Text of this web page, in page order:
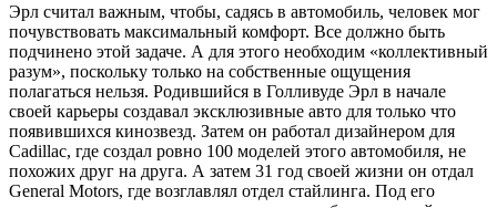
Эрл считал важным, чтобы, садясь в автомобиль, человек мог
почувствовать максимальный комфорт. Все должно быть
подчинено этой задаче. А для этого необходим «коллективный
разум», поскольку только на собственные ощущения
полагаться нельзя. Родившийся в Голливуде Эрл в начале
своей карьеры создавал эксклюзивные авто для только что
появившихся кинозвезд. Затем он работал дизайнером для
Cadillac, где создал ровно 100 моделей этого автомобиля, не
похожих друг на друга. А затем 31 год своей жизни он отдал
General Motors, где возглавлял отдел стайлинга. Под его